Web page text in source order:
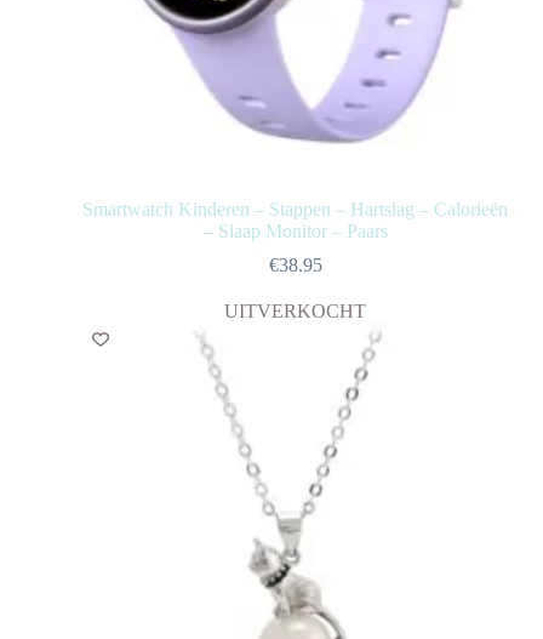
Smartwatch Kinderen – Stappen – Hartslag – Calorieën
– Slaap Monitor – Paars
€38.95
UITVERKOCHT